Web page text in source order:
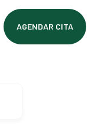
AGENDAR CITA